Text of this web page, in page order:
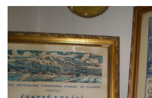
CO NOVÉHO ZKOUŠÍME
KDY, KDE A CO HRAJEME
HRY OD ROKU 1973